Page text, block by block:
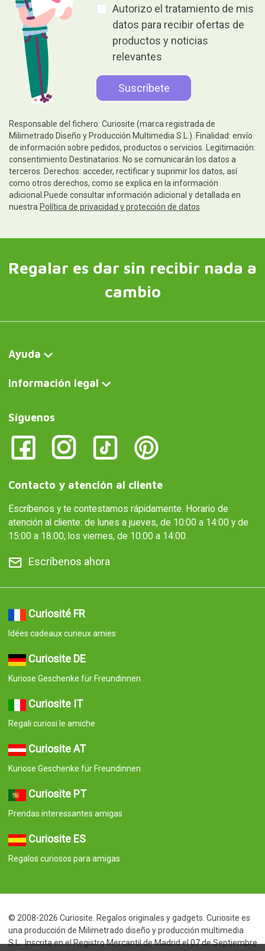
Autorizo el tratamiento de mis
datos para recibir ofertas de
productos y noticias
relevantes
Responsable del fichero: Curiosite (marca registrada de
Milimetrado Diseño y Producción Multimedia S.L.). Finalidad: envío
de información sobre pedidos, productos o servicios. Legitimación:
consentimiento.Destinatarios: No se comunicarán los datos a
terceros. Derechos: acceder, rectificar y suprimir los datos, así
como otros derechos, como se explica en la información
adicional.Puede consultar información adicional y detallada en
nuestra Política de privacidad y protección de datos
Regalar es dar sin recibir nada a
cambio
Ayuda
Información legal
Síguenos
Contacto y atención al cliente
Escríbenos y te contestamos rápidamente. Horario de
atención al cliente: de lunes a jueves, de 10:00 a 14:00 y de
15:00 a 18:00; los viernes, de 10:00 a 14:00.
Escríbenos ahora
Curiosité FR
Idées cadeaux curieux amies
Curiosite DE
Kuriose Geschenke für Freundinnen
Curiosite IT
Regali curiosi le amiche
Curiosite AT
Kuriose Geschenke für Freundinnen
Curiosite PT
Prendas interessantes amigas
Curiosite ES
Regalos curiosos para amigas
© 2008-2026 Curiosite. Regalos originales y gadgets. Curiosite es
una producción de Milimetrado diseño y producción multimedia
S.L.. Inscrita en el Registro Mercantil de Madrid el 07 de Septiembre